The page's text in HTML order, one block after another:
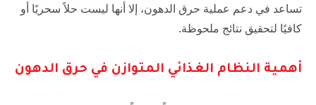
تساعد في دعم عملية حرق الدهون، إلا أنها ليست حلاً سحريًا أو
كافيًا لتحقيق نتائج ملحوظة.
أهمية النظام الغذائي المتوازن في حرق الدهون